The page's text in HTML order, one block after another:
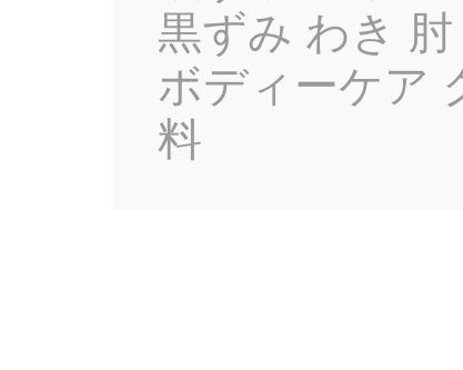
黒ずみ わき
ボディーケア
料